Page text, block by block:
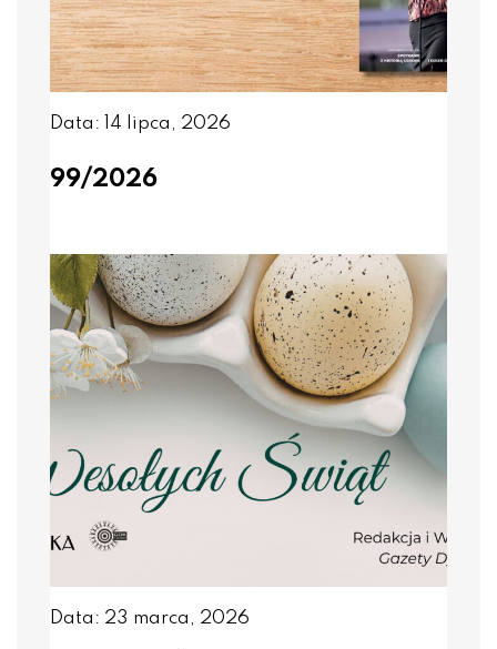
Data: 14 lipca, 2026
99/2026
Data: 23 marca, 2026